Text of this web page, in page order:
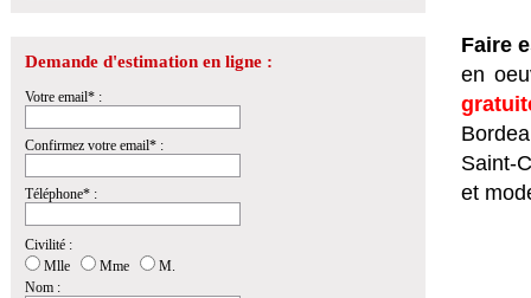
Demande d'estimation en ligne :
Votre email* :
Confirmez votre email* :
Téléphone* :
Civilité :
Mlle
Mme
M.
Nom :
Faire
en
Saint-
et